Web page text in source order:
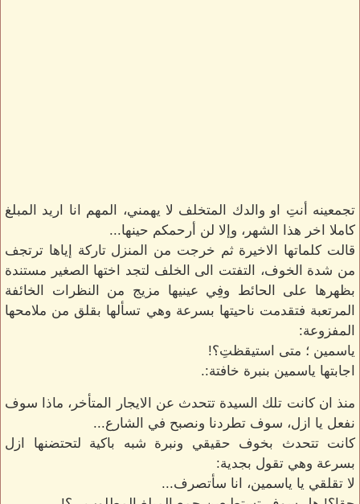
تجمعينه أنتِ او والدك المتخلف لا يهمني، المهم انا اريد المبلغ
كاملا اخر هذا الشهر، وإلا لن أرحمكم حينها...
قالت كلماتها الاخيرة ثم خرجت من المنزل تاركة إياها ترتجف
من شدة الخوف، التفتت الى الخلف لتجد اختها الصغير مستندة
بظهرها على الحائط وفِي عينيها مزيج من النظرات الخائفة
المرتعبة فتقدمت ناحيتها بسرعة وهي تسألها بقلق من ملامحها
المفزوعة:
ياسمين ؛ متى استيقظتِ؟!
اجابتها ياسمين بنبرة خافتة:.
منذ ان كانت تلك السيدة تتحدث عن الايجار المتأخر، ماذا سوف
نفعل يا ازل، سوف تطردنا ونصبح في الشارع...
كانت تتحدث بخوف حقيقي ونبرة شبه باكية لتحتضنها ازل
بسرعة وهي تقول بجدية:
لا تقلقي يا ياسمين، انا سأتصرف...